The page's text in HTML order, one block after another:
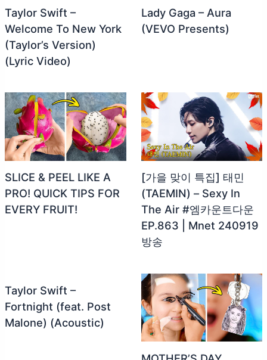
Taylor Swift –
Welcome To New York
(Taylor’s Version)
(Lyric Video)
Lady Gaga – Aura
(VEVO Presents)
SLICE & PEEL LIKE A
PRO! QUICK TIPS FOR
EVERY FRUIT!
[가을 맞이 특집] 태민
(TAEMIN) – Sexy In
The Air #엠카운트다운
EP.863 | Mnet 240919
방송
Taylor Swift –
Fortnight (feat. Post
Malone) (Acoustic)